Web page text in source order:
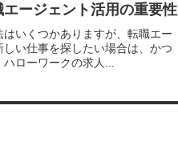
エージェント活用の重要性
いくつかありますが、転職エー
い仕事を探したい場合は、かつ
ローワークの求人...